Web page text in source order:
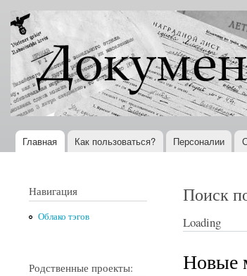
Документы
XX века
Всемирная
история в
Интернете
Главное меню
Главная Как пользоваться? Персоналии
Навигация
Облако тэгов
Родственные проекты:
Поиск
Loading
Новые